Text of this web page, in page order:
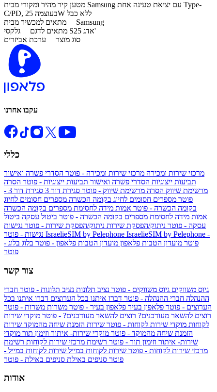
מטען קיר מהיר ​ומקורי מבית Samsung עם יציאת טעינה אחת Type-
C/PD, בעוצמה 25W ללא כבל
מתאים למכשיר מבית Samsung
מתאים לדגם
גלקסי S25 אדג'
סוג מוצר ערכת אביזרים
עקבו אחרנו
כללי
מרכזי שירות ומכירה מרכזי שירות ומכירה - פוטר הסדרי פשרה ואישור
תביעות ייצוגיות הסדרי פשרה ואישור תביעות ייצוגיות - פוטר הסרה
מרשימת שיווק הסרה מרשימת שיווק - פוטר סגירת דור 3
סגירת דור 3 -
פוטר מספרים חסומים לחיוג בקומה הכשרה מספרים חסומים לחיוג
בקומה הכשרה - פוטר אמות מידה לחסימת מספרים בקומה הכשרה
אמות מידה לחסימת מספרים בקומה הכשרה - פוטר ביטול עסקה ביטול
עסקה - פוטר ניתוק/הפסקת שירות ניתוק/הפסקת שירות - פוטר נגישות
IsraelieSIM by Pelephone IsraelieSIM by Pelephone -
פוטר מועדון הטבות פלאפון מועדון הטבות פלאפון - פוטר בלוג בלוג -
פוטר
צור קשר
גיוס משווקים גיוס משווקים - פוטר נציב תלונות נציב תלונות - פוטר חברי
ההנהלה חברי ההנהלה - פוטר דברו איתנו בכל הערוצים דברו איתנו בכל
הערוצים - פוטר פלאפון בעיר פלאפון בעיר - פוטר משרות משרות - פוטר
רוצים להשאר מעודכנים? רוצים להשאר מעודכנים? - פוטר מוקדי שירות
לקוחות מוקדי שירות לקוחות - פוטר שירות הזמנת שיחה מהמוקד שירות
הזמנת שיחה מהמוקד - פוטר מוקדי שירות- איתור וזימון תור מוקדי
שירות- איתור וזימון תור - פוטר רשימת מרכזי שירות לקוחות רשימת
מרכזי שירות לקוחות - פוטר שירות לקוחות במייל שירות לקוחות במייל -
פוטר סניפים באילת סניפים באילת - פוטר
אודות